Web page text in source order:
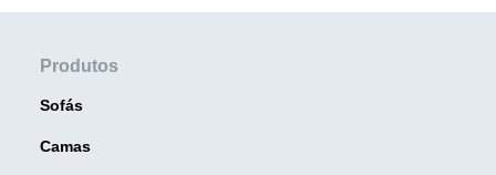
Produtos
Sofás
Camas